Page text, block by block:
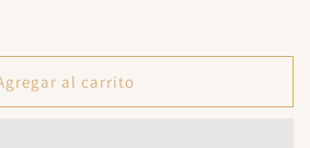
al carrito